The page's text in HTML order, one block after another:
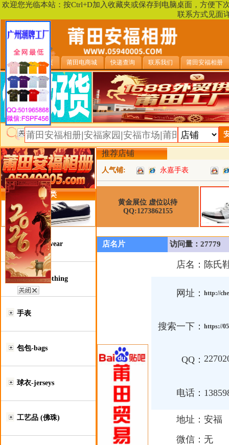
欢迎您光临本站：按Ctrl+D加入收藏夹或保存到电脑桌面，方便
联系方式见面
安福相册首页 莆田电商城 快递查询 联系我们 莆田安福相册
类目详细分类
鞋类-Footwear
服装类-Clothing
手表
包包-bags
球衣-jerseys
工艺品 (佛珠)
推荐店铺
人气铺: 永嘉手表
黄金展位 虚位以待
QQ:1273862155
店名片 访问量：27779
店名： 陈氏
网址： http://
搜索一下： https://
QQ：
电话：
地址： 安福
微信： 无